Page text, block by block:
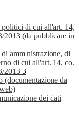
di cui all'art. 14,
2013 (da pubblicare in
amministrazione, di
di cui all'art. 14, co.
2013 3
(documentazione da
dei dati